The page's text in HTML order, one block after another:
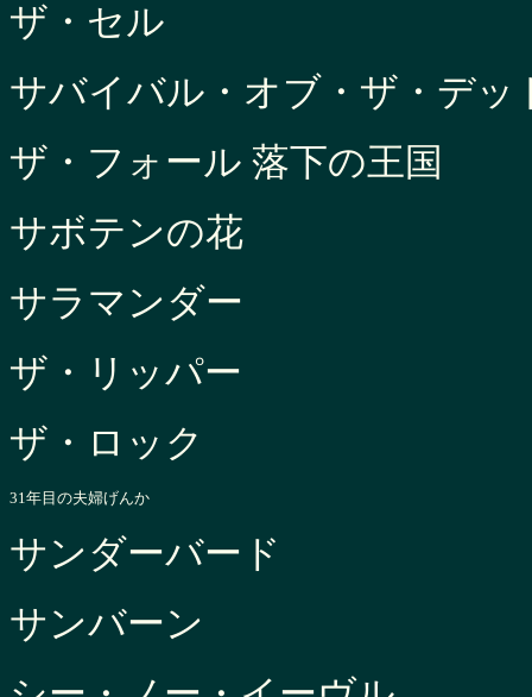
ザ・セル
サバイバル・オブ・ザ・デッ
ザ・フォール 落下の王国
サボテンの花
サラマンダー
ザ・リッパー
ザ・ロック
31年目の夫婦げんか
サンダーバード
サンバーン